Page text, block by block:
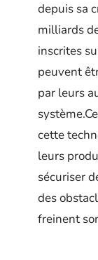
depuis sa
milliards
inscrites
peuvent
par leurs
cette
leurs
sécuriser
des
freinent